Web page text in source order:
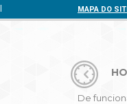
MAPA DO
De